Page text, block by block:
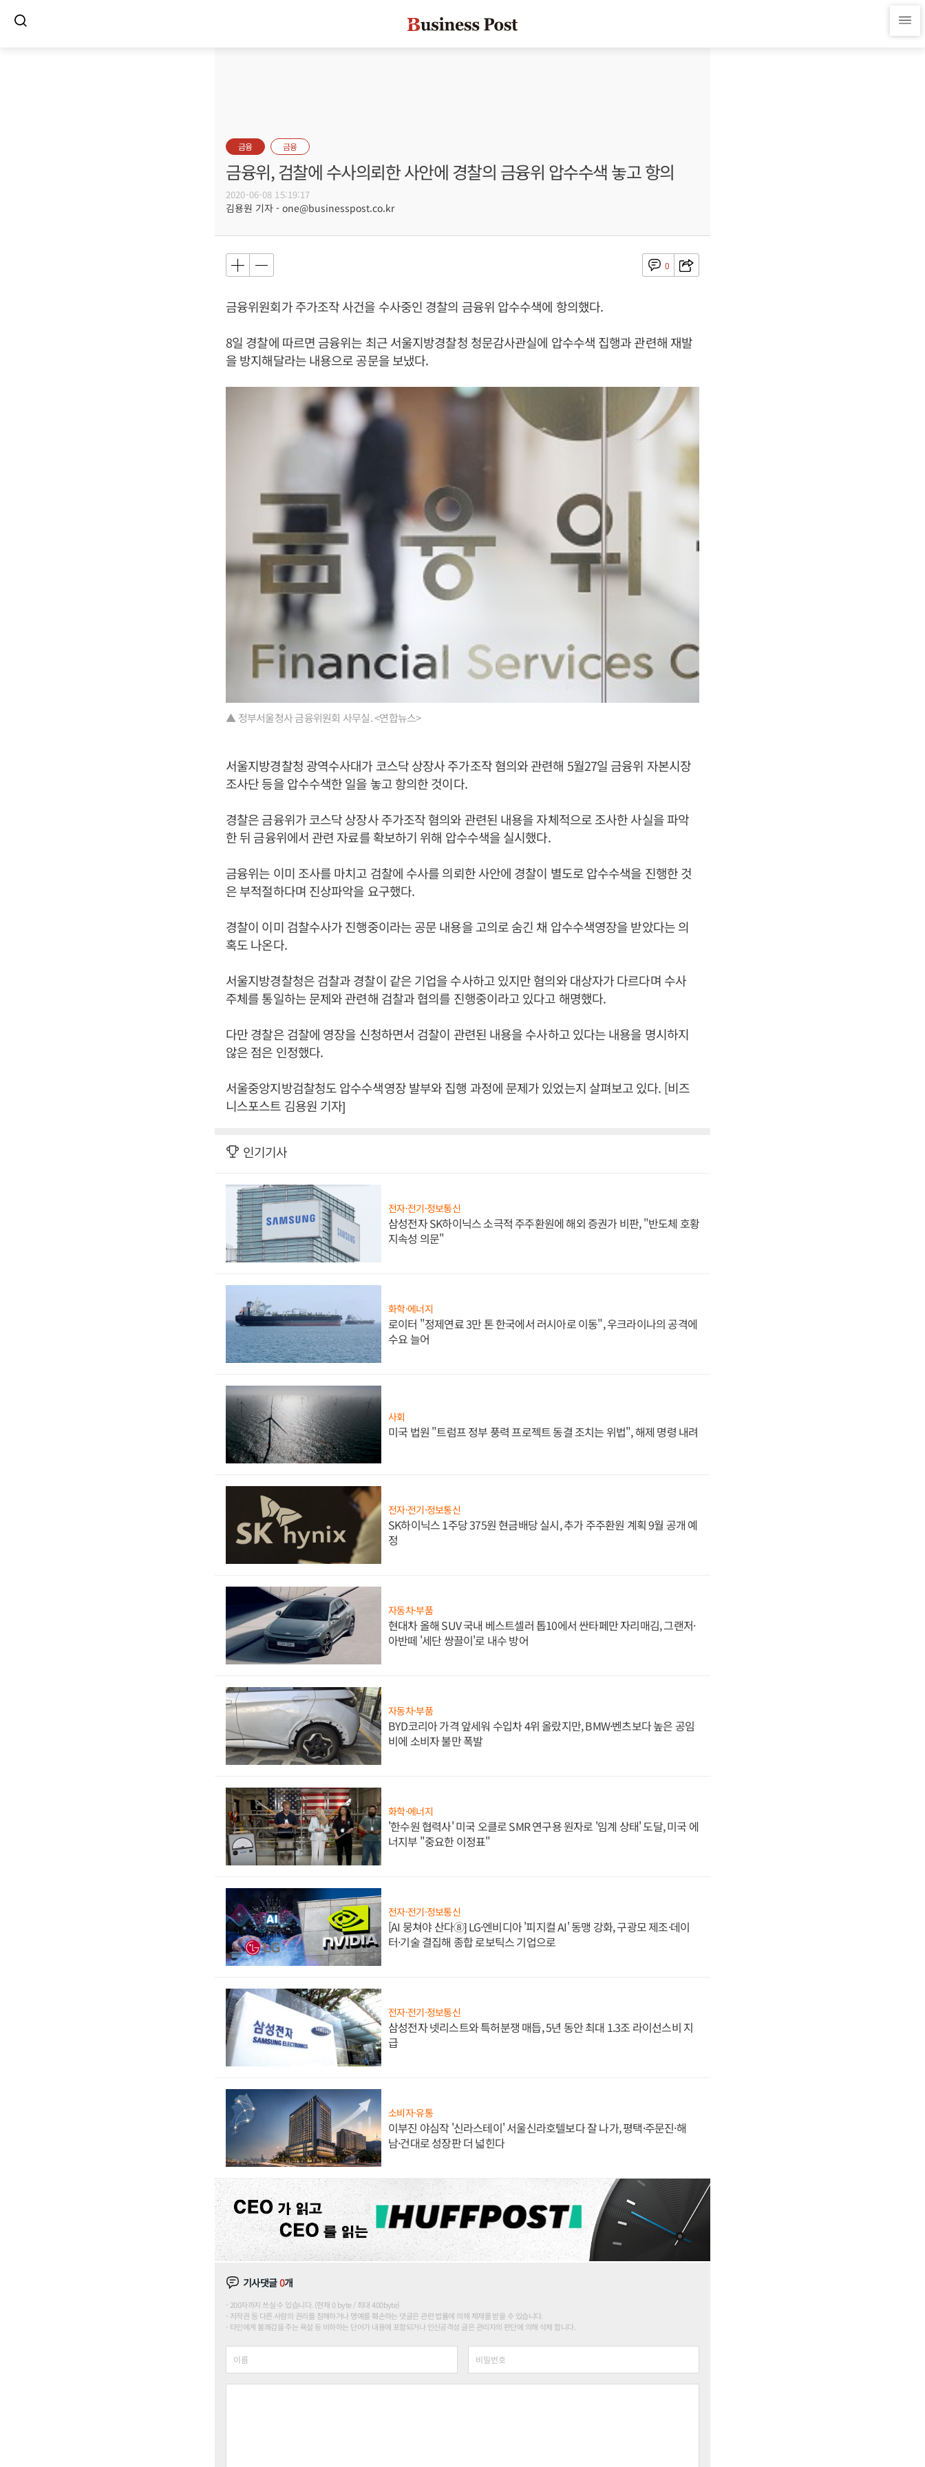
금융 금융
금융위, 검찰에 수사의뢰한 사안에 경찰의 금융위 압수수색 놓고 항의
2020-06-08 15:19:17
김용원 기자 - one@businesspost.co.kr
0
금융위원회가 주가조작 사건을 수사중인 경찰의 금융위 압수수색에 항의했다.
8일 경찰에 따르면 금융위는 최근 서울지방경찰청 청문감사관실에 압수수색 집행과 관련해 재발
을 방지해달라는 내용으로 공문을 보냈다.
▲ 정부서울청사 금융위원회 사무실. <연합뉴스>
서울지방경찰청 광역수사대가 코스닥 상장사 주가조작 혐의와 관련해 5월27일 금융위 자본시장
조사단 등을 압수수색한 일을 놓고 항의한 것이다.
경찰은 금융위가 코스닥 상장사 주가조작 혐의와 관련된 내용을 자체적으로 조사한 사실을 파악
한 뒤 금융위에서 관련 자료를 확보하기 위해 압수수색을 실시했다.
금융위는 이미 조사를 마치고 검찰에 수사를 의뢰한 사안에 경찰이 별도로 압수수색을 진행한 것
은 부적절하다며 진상파악을 요구했다.
경찰이 이미 검찰수사가 진행중이라는 공문 내용을 고의로 숨긴 채 압수수색영장을 받았다는 의
혹도 나온다.
서울지방경찰청은 검찰과 경찰이 같은 기업을 수사하고 있지만 혐의와 대상자가 다르다며 수사
주체를 통일하는 문제와 관련해 검찰과 협의를 진행중이라고 있다고 해명했다.
다만 경찰은 검찰에 영장을 신청하면서 검찰이 관련된 내용을 수사하고 있다는 내용을 명시하지
않은 점은 인정했다.
서울중앙지방검찰청도 압수수색영장 발부와 집행 과정에 문제가 있었는지 살펴보고 있다. [비즈
니스포스트 김용원 기자]
인기기사
전자·전기·정보통신
삼성전자 SK하이닉스 소극적 주주환원에 해외 증권가 비판, "반도체 호황
지속성 의문"
화학·에너지
로이터 "정제연료 3만 톤 한국에서 러시아로 이동", 우크라이나의 공격에
수요 늘어
사회
미국 법원 "트럼프 정부 풍력 프로젝트 동결 조치는 위법", 해제 명령 내려
전자·전기·정보통신
SK하이닉스 1주당 375원 현금배당 실시, 추가 주주환원 계획 9월 공개 예
정
자동차·부품
현대차 올해 SUV 국내 베스트셀러 톱10에서 싼타페만 자리매김, 그랜저·
아반떼 '세단 쌍끌이'로 내수 방어
자동차·부품
BYD코리아 가격 앞세워 수입차 4위 올랐지만, BMW·벤츠보다 높은 공임
비에 소비자 불만 폭발
화학·에너지
'한수원 협력사' 미국 오클로 SMR 연구용 원자로 '임계 상태' 도달, 미국 에
너지부 "중요한 이정표"
전자·전기·정보통신
[AI 뭉쳐야 산다⑧] LG·엔비디아 '피지컬 AI' 동맹 강화, 구광모 제조·데이
터·기술 결집해 종합 로보틱스 기업으로
전자·전기·정보통신
삼성전자 넷리스트와 특허분쟁 매듭, 5년 동안 최대 1.3조 라이선스비 지
급
소비자·유통
이부진 야심작 '신라스테이' 서울신라호텔보다 잘 나가, 평택·주문진·해
남·건대로 성장판 더 넓힌다
기사댓글0개
200자까지 쓰실 수 있습니다. (현재 0 byte / 최대 400byte)
저작권 등 다른 사람의 권리를 침해하거나 명예를 훼손하는 댓글은 관련 법률에 의해 제재를 받을 수 있습니다.
타인에게 불쾌감을 주는 욕설 등 비하하는 단어가 내용에 포함되거나 인신공격성 글은 관리자의 판단에 의해 삭제 합니다.